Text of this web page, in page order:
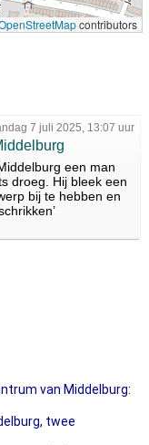
contributors
7 juli 2025, 13:07 uur
een man
droeg. Hij bleek een
bij te hebben en
van Middelburg:
twee